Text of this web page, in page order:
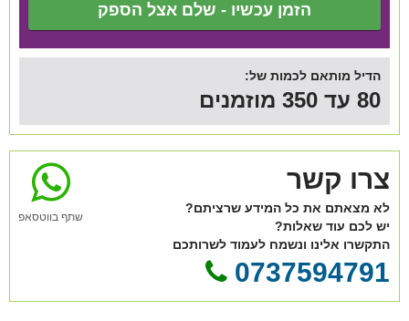
הזמן עכשיו - שלם אצל הספק
הדיל מותאם לכמות של:
80 עד 350 מוזמנים
שתף בווטסאפ
צרו קשר
לא מצאתם את כל המידע שרציתם?
יש לכם עוד שאלות?
התקשרו אלינו ונשמח לעמוד לשרותכם
0737594791